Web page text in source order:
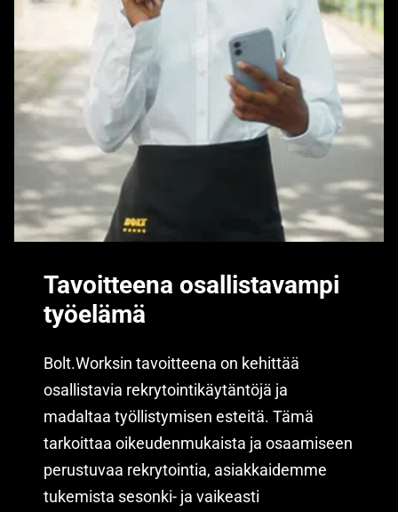
Tavoitteena osallistavampi
työelämä
Bolt.Worksin tavoitteena on kehittää
osallistavia rekrytointikäytäntöjä ja
madaltaa työllistymisen esteitä. Tämä
tarkoittaa oikeudenmukaista ja osaamiseen
perustuvaa rekrytointia, asiakkaidemme
tukemista sesonki- ja vaikeasti